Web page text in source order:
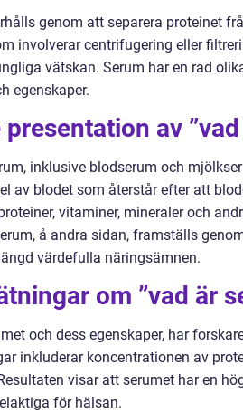
genom att separera proteinet
involverar centrifugering eller
vätskan. Serum har en rad
egenskaper.
av
inklusive blodserum och
av blodet som återstår efter att
vitaminer, mineraler och
å andra sidan, framställs
värdefulla näringsämnen.
om ”vad är
och dess egenskaper, har
inkluderar koncentrationen av
visar att serumet har en
för hälsan.